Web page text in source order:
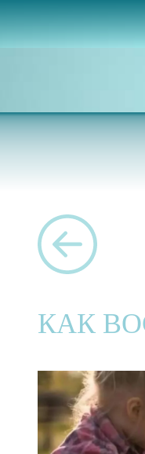
КАК